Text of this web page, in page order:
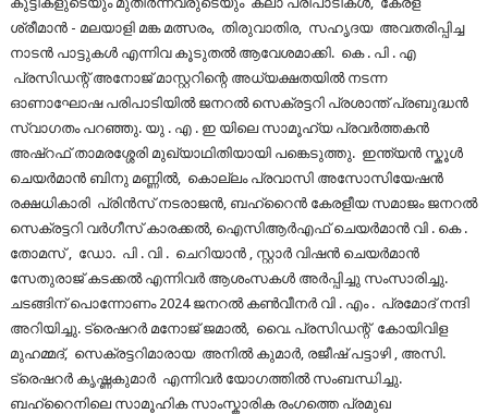
ശ്രീമാൻ - മലയാളി മങ്ക മത്സരം, തിരുവാതിര, സഹൃദയ അവതരിപ്പിച്ച
നാടൻ പാട്ടുകൾ എന്നിവ കൂടുതൽ ആവേശമാക്കി. കെ . പി . എ
പ്രസിഡന്റ് അനോജ് മാസ്റ്ററിന്റെ അധ്യക്ഷതയിൽ നടന്ന
ഓണാഘോഷ പരിപാടിയിൽ ജനറൽ സെക്രട്ടറി പ്രശാന്ത് പ്രബുദ്ധൻ
സ്വാഗതം പറഞ്ഞു. യു . എ . ഇ യിലെ സാമൂഹ്യ പ്രവർത്തകൻ
അഷ്‌റഫ് താമരശ്ശേരി മുഖ്യാഥിതിയായി പങ്കെടുത്തു. ഇന്ത്യൻ സ്കൂൾ
ചെയർമാൻ ബിനു മണ്ണിൽ, കൊല്ലം പ്രവാസി അസോസിയേഷൻ
രക്ഷധികാരി പ്രിൻസ് നടരാജൻ, ബഹ്‌റൈൻ കേരളീയ സമാജം ജനറൽ
സെക്രട്ടറി വർഗീസ് കാരക്കൽ, ഐസിആർഎഫ് ചെയർമാൻ വി . കെ .
തോമസ് , ഡോ. പി . വി . ചെറിയാൻ , സ്റ്റാർ വിഷൻ ചെയർമാൻ
സേതുരാജ് കടക്കൽ എന്നിവർ ആശംസകൾ അർപ്പിച്ചു സംസാരിച്ചു.
ചടങ്ങിന് പൊന്നോണം 2024 ജനറൽ കൺവീനർ വി . എം . പ്രമോദ് നന്ദി
അറിയിച്ചു. ട്രെഷറർ മനോജ് ജമാൽ, വൈ. പ്രസിഡന്റ് കോയിവിള
മുഹമ്മദ്, സെക്രട്ടറിമാരായ അനിൽ കുമാർ, രജീഷ് പട്ടാഴി , അസി.
ട്രെഷറർ കൃഷ്ണകുമാർ എന്നിവർ യോഗത്തിൽ സംബന്ധിച്ചു.
ബഹ്‌റൈനിലെ സാമൂഹിക സാംസ്കാരിക രംഗത്തെ പ്രമുഖ